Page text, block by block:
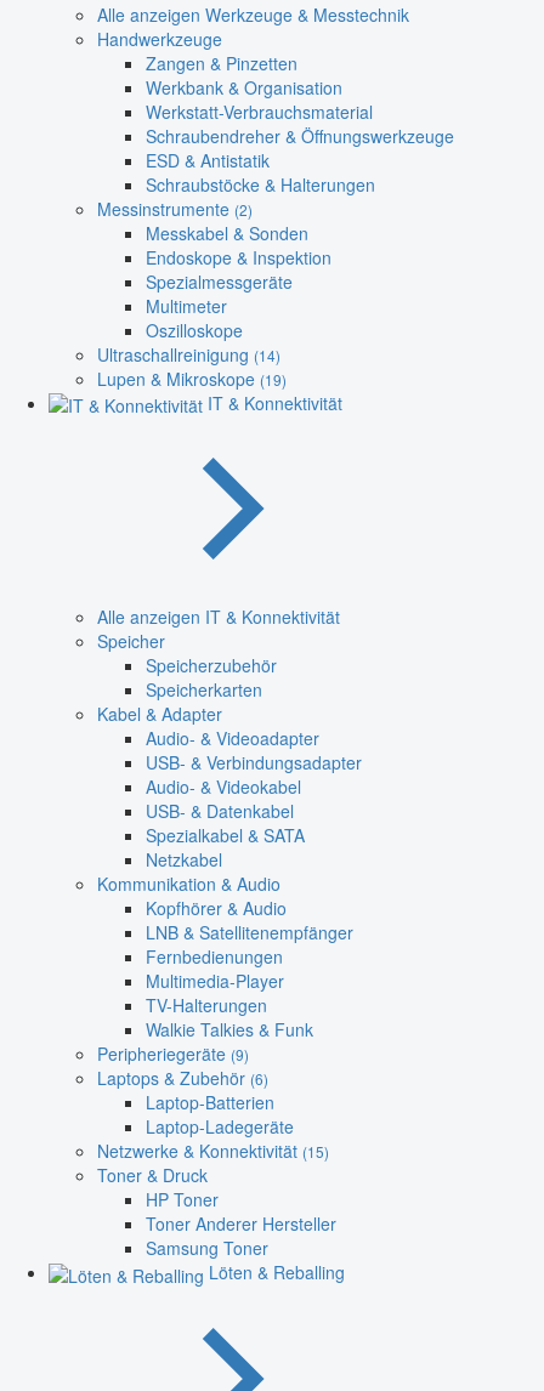
Alle anzeigen Werkzeuge & Messtechnik
Handwerkzeuge
Zangen & Pinzetten
Werkbank & Organisation
Werkstatt-Verbrauchsmaterial
Schraubendreher & Öffnungswerkzeuge
ESD & Antistatik
Schraubstöcke & Halterungen
Messinstrumente (2)
Messkabel & Sonden
Endoskope & Inspektion
Spezialmessgeräte
Multimeter
Oszilloskope
Ultraschallreinigung (14)
Lupen & Mikroskope (19)
IT & Konnektivität
Alle anzeigen IT & Konnektivität
Speicher
Speicherzubehör
Speicherkarten
Kabel & Adapter
Audio- & Videoadapter
USB- & Verbindungsadapter
Audio- & Videokabel
USB- & Datenkabel
Spezialkabel & SATA
Netzkabel
Kommunikation & Audio
Kopfhörer & Audio
LNB & Satellitenempfänger
Fernbedienungen
Multimedia-Player
TV-Halterungen
Walkie Talkies & Funk
Peripheriegeräte (9)
Laptops & Zubehör (6)
Laptop-Batterien
Laptop-Ladegeräte
Netzwerke & Konnektivität (15)
Toner & Druck
HP Toner
Toner Anderer Hersteller
Samsung Toner
Löten & Reballing